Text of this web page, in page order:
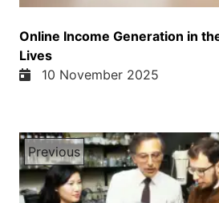
Online Income Generation in
Lives
10 November 2025
Previous